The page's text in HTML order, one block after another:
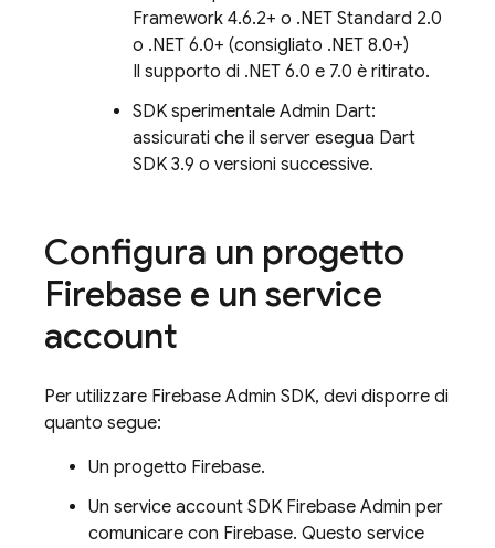
Framework 4.6.2+ o .NET Standard 2.0
o .NET 6.0+ (consigliato .NET 8.0+)
Il supporto di .NET 6.0 e 7.0 è ritirato.
SDK sperimentale Admin Dart:
assicurati che il server esegua Dart
SDK 3.9 o versioni successive.
Configura un progetto
Firebase e un service
account
Per utilizzare Firebase Admin SDK, devi disporre di
quanto segue:
Un progetto Firebase.
Un service account SDK Firebase Admin per
comunicare con Firebase. Questo service